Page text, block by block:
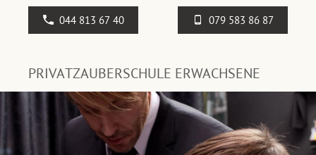
044 813 67 40 079 583 86 87
PRIVATZAUBERSCHULE ERWACHSENE